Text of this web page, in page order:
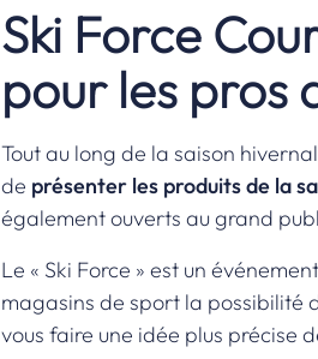
Ski Force
pour les pros
Tout au long de la saison
de présenter les produits de la
également ouverts au grand
Le « Ski Force » est un
magasins de sport la possibilité
vous faire une idée plus précise